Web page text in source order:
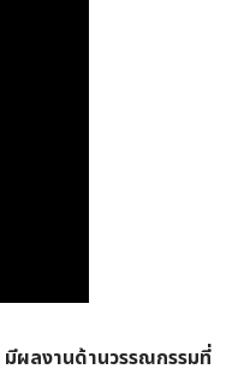
มีผลงานด้านวรรณกรรมที่